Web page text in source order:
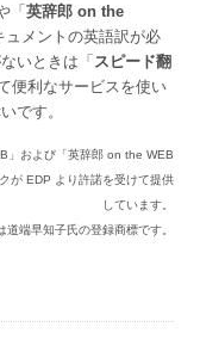
「 英辞郎 on the
ュメントの英語訳が必
いときは「 スピード翻
便利なサービスを使い
です。
」および「英辞郎 on the WEB
が EDP より許諾を受けて提供
しています。
端早知子氏の登録商標です。